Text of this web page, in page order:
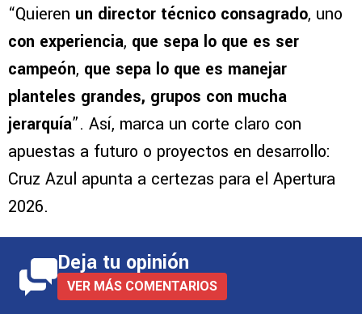
“Quieren un director técnico consagrado, uno
con experiencia, que sepa lo que es ser
campeón, que sepa lo que es manejar
planteles grandes, grupos con mucha
jerarquía”. Así, marca un corte claro con
apuestas a futuro o proyectos en desarrollo:
Cruz Azul apunta a certezas para el Apertura
2026.
Deja tu opinión
VER MÁS COMENTARIOS